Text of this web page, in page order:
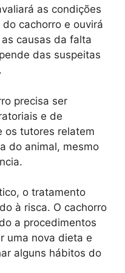
as condições
cachorro e ouvirá
causas da falta
das suspeitas
precisa ser
e de
os tutores relatem
do animal, mesmo
o tratamento
à risca. O cachorro
a procedimentos
uma nova dieta e
alguns hábitos do